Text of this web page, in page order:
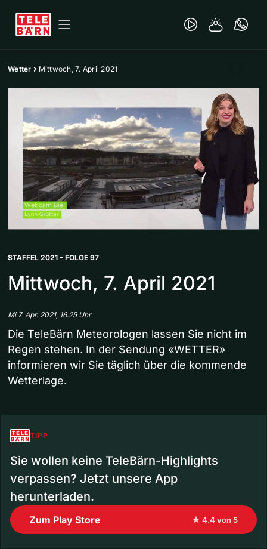
Wetter Mittwoch, 7. April 2021
STAFFEL 2021 – FOLGE 97
Mittwoch, 7. April 2021
Mi 7. Apr. 2021, 16.25 Uhr
Die TeleBärn Meteorologen lassen Sie nicht im
Regen stehen. In der Sendung «WETTER»
informieren wir Sie täglich über die kommende
Wetterlage.
TIPP
Sie wollen keine TeleBärn-Highlights
verpassen? Jetzt unsere App
herunterladen.
Zum Play Store ★ 4.4 von 5